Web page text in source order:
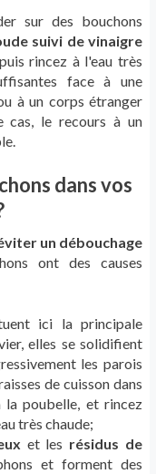
sur des bouchons
suivi de vinaigre
rincez à l'eau très
face à une
à un corps étranger
cas, le recours à un
dans vos
un débouchage
ont des causes
ici la principale
elles se solidifient
les parois
de cuisson dans
la poubelle, et rincez
très chaude;
et les résidus de
et forment des